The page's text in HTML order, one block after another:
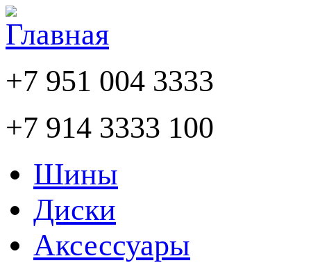
+7 951 004 3333
+7 914 3333 100
Шины
Диски
Аксессуары